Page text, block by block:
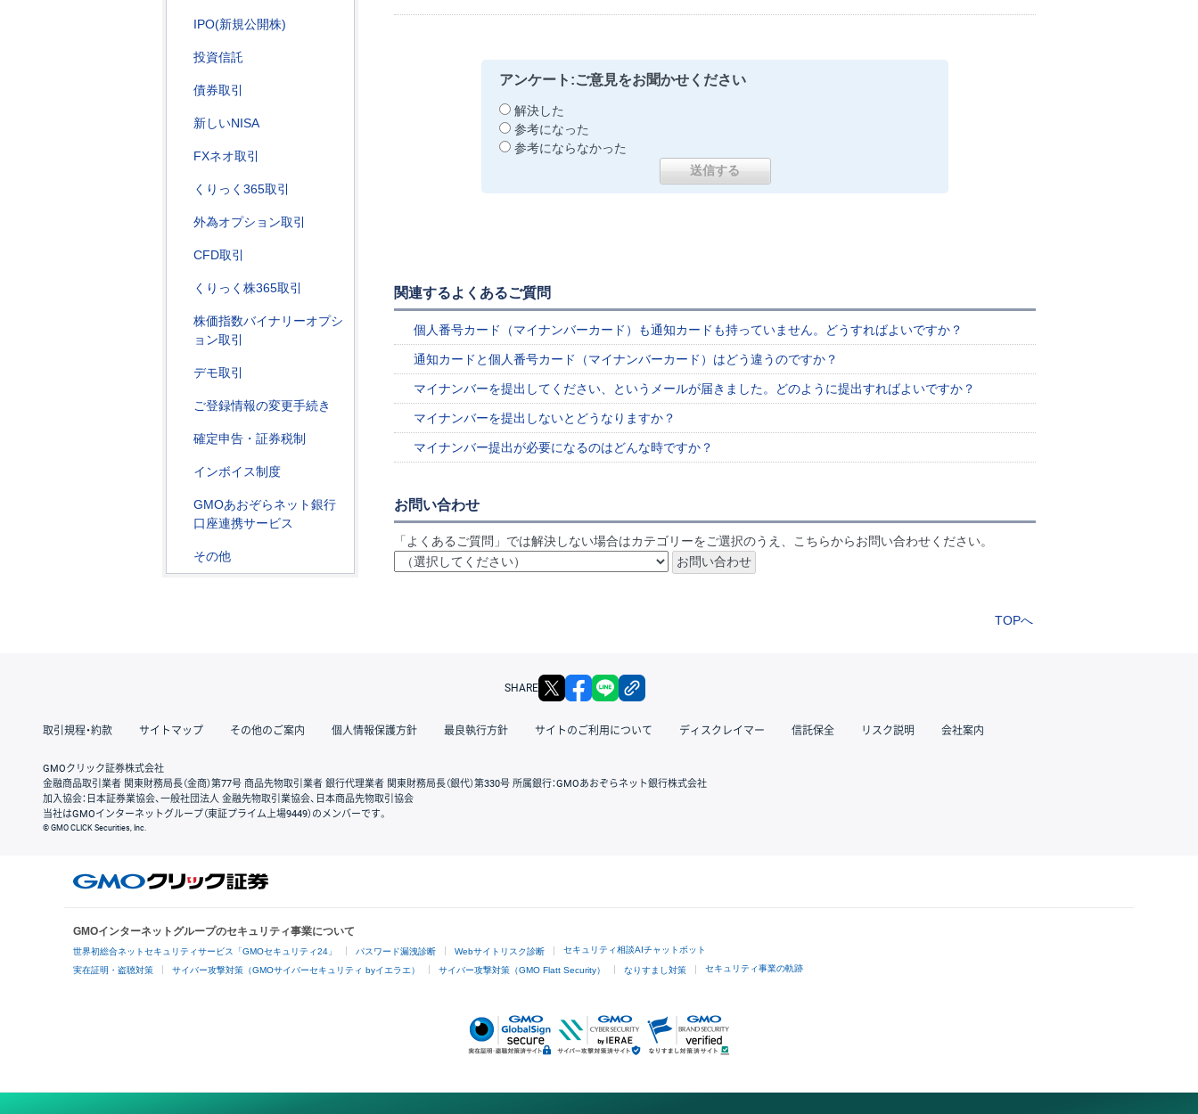
IPO(新規公開株)
投資信託
債券取引
新しいNISA
FXネオ取引
くりっく365取引
外為オプション取引
CFD取引
くりっく株365取引
株価指数バイナリーオプシ
ョン取引
デモ取引
ご登録情報の変更手続き
確定申告・証券税制
インボイス制度
GMOあおぞらネット銀行
口座連携サービス
その他
アンケート:ご意見をお聞かせください
解決した
参考になった
参考にならなかった
関連するよくあるご質問
個人番号カード（マイナンバーカード）も通知カードも持っていません。どうすればよいですか？
通知カードと個人番号カード（マイナンバーカード）はどう違うのですか？
マイナンバーを提出してください、というメールが届きました。どのように提出すればよいですか？
マイナンバーを提出しないとどうなりますか？
マイナンバー提出が必要になるのはどんな時ですか？
お問い合わせ
「よくあるご質問」では解決しない場合はカテゴリーをご選択のうえ、こちらからお問い合わせください。
TOPへ
SHARE X facebook
取引規程・約款 サイトマップ その他のご案内 個人情報保護方針 最良執行方針 サイトのご利用について ディスクレイマー 信託保全 リスク説明 会社案内
GMOクリック証券株式会社
金融商品取引業者 関東財務局長（金商）第77号 商品先物取引業者 銀行代理業者 関東財務局長（銀代）第330号 所属銀行：GMOあおぞらネット銀行株式会社
加入協会：日本証券業協会、一般社団法人 金融先物取引業協会、日本商品先物取引協会
当社はGMOインターネットグループ（東証プライム上場9449）のメンバーです。
© GMO CLICK Securities, Inc.
GMOインターネットグループのセキュリティ事業について
世界初総合ネットセキュリティサービス「GMOセキュリティ24」 パスワード漏洩診断 Webサイトリスク診断 セキュリティ相談AIチャットボット
実在証明・盗聴対策 サイバー攻撃対策（GMOサイバーセキュリティ byイエラエ） サイバー攻撃対策（GMO Flatt Security） なりすまし対策 セキュリティ事業の軌跡